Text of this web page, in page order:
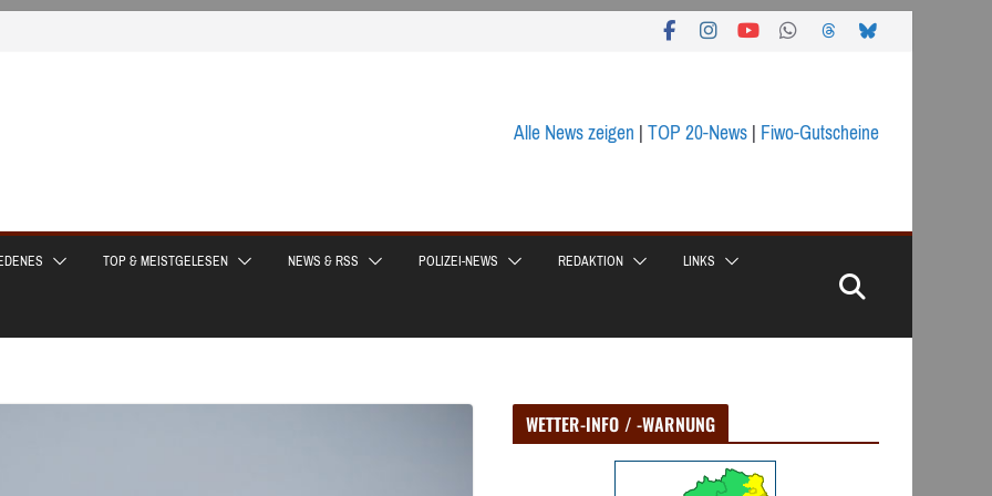
Alle News zeigen|TOP 20-News|Fiwo-Gutscheine
TOP & MEISTGELESEN NEWS & RSS POLIZEI-NEWS REDAKTION LINKS
WETTER-INFO / -WARNUNG